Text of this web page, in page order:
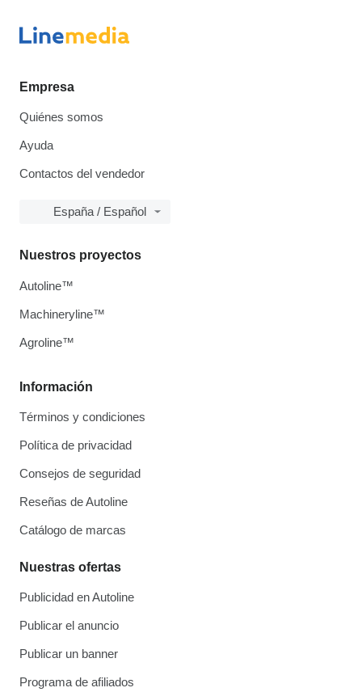
Empresa
Quiénes somos
Ayuda
Contactos del vendedor
España / Español
Información
Términos y condiciones
Política de privacidad
Consejos de seguridad
Reseñas de Autoline
Catálogo de marcas
Nuestras ofertas
Publicidad en Autoline
Publicar el anuncio
Publicar un banner
Programa de afiliados
Nuestros proyectos
Autoline™
Machineryline™
Agroline™